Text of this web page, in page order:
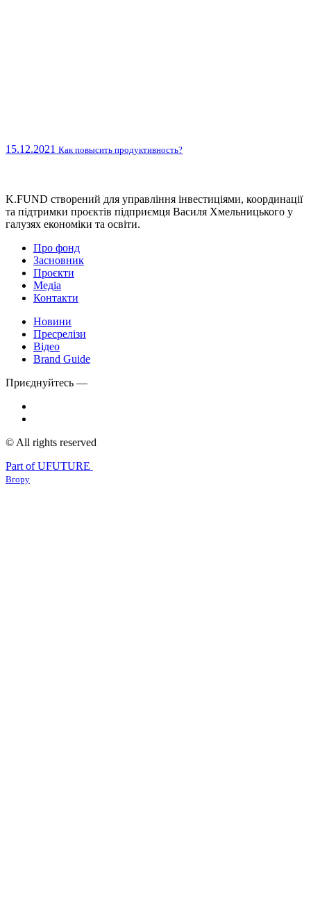
15.12.2021 Как повысить продуктивность?
K.FUND створений для управління інвестиціями, координації
та підтримки проєктів підприємця Василя Хмельницького у
галузях економіки та освіти.
Про фонд
Засновник
Проєкти
Медіа
Контакти
Новини
Пресрелізи
Відео
Brand Guide
Приєднуйтесь —
© All rights reserved
Part of UFUTURE
Вгору